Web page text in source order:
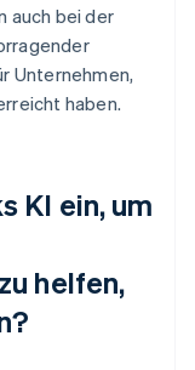
auch bei der
Unternehmen,
haben.
KI ein, um
helfen,